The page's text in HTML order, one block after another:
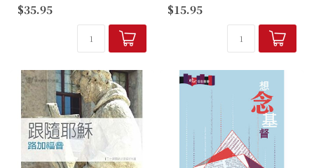
呢？在許多人的印象中，政治
這個詞往往具有負面的含義，
令人想起腐敗的權力、敏感且
$35.95
易理解的方法，帶領讀者探索
各種證據，支持...
$15.95